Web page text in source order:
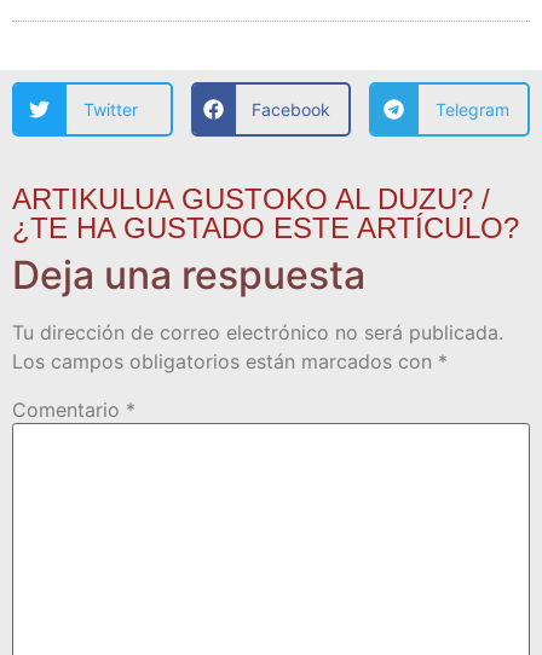
Twitter Facebook Telegram
ARTIKULUA GUSTOKO AL DUZU? /
¿TE HA GUSTADO ESTE ARTÍCULO?
Deja una respuesta
Tu dirección de correo electrónico no será publicada.
Los campos obligatorios están marcados con *
Comentario *